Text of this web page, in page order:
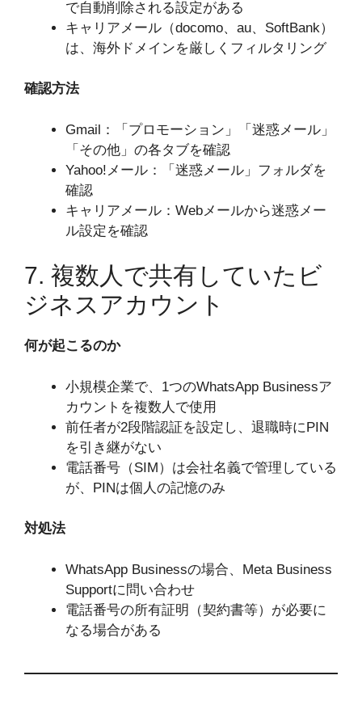
で自動削除される設定がある
キャリアメール（docomo、au、SoftBank）
は、海外ドメインを厳しくフィルタリング
確認方法
Gmail：「プロモーション」「迷惑メール」
「その他」の各タブを確認
Yahoo!メール：「迷惑メール」フォルダを
確認
キャリアメール：Webメールから迷惑メー
ル設定を確認
7. 複数人で共有していたビ
ジネスアカウント
何が起こるのか
小規模企業で、1つのWhatsApp Businessア
カウントを複数人で使用
前任者が2段階認証を設定し、退職時にPIN
を引き継がない
電話番号（SIM）は会社名義で管理している
が、PINは個人の記憶のみ
対処法
WhatsApp Businessの場合、Meta Business
Supportに問い合わせ
電話番号の所有証明（契約書等）が必要に
なる場合がある